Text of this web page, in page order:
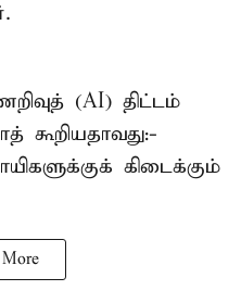
(AI) திட்டம்
கூறியதாவது:-
கிடைக்கும்